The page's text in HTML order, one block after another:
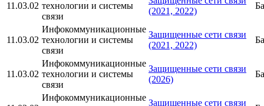
11.03.02 технологии и системы
связи
(2021, 2022)
11.03.02
Инфокоммуникационные
технологии и системы
связи
Защищенные сети связи
(2021, 2022)
11.03.02
Инфокоммуникационные
технологии и системы
связи
Защищенные сети связи
(2026)
Инфокоммуникационные
Защищенные сети связи